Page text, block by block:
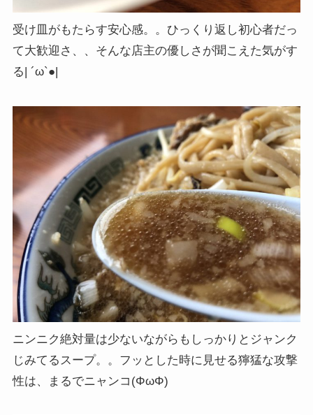
受け皿がもたらす安心感。。ひっくり返し初心者だっ
て大歓迎さ、、そんな店主の優しさが聞こえた気がす
る| ´ω`●|
ニンニク絶対量は少ないながらもしっかりとジャンク
じみてるスープ。。フッとした時に見せる獰猛な攻撃
性は、まるでニャンコ(ΦωΦ)